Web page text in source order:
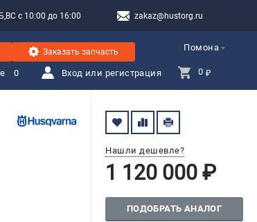
с 10:00 до 16:00 zakaz@hustorg.ru
Помона
Заказать запчасть
0 Вход или регистрация 0 ₽
Нашли дешевле?
1 120 000 ₽
ПОДОБРАТЬ АНАЛОГ